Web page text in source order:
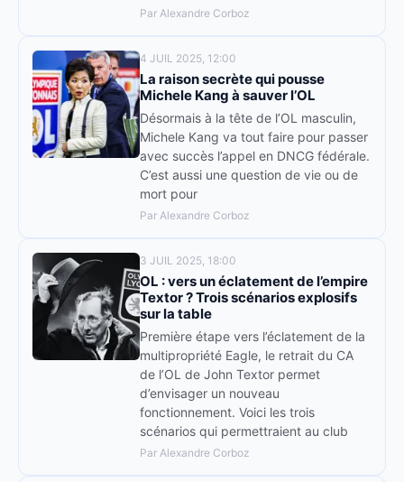
Par Alexandre Corboz
4 JUIL 2025, 12:00
La raison secrète qui pousse
Michele Kang à sauver l’OL
Désormais à la tête de l’OL masculin,
Michele Kang va tout faire pour passer
avec succès l’appel en DNCG fédérale.
C’est aussi une question de vie ou de
mort pour
Par Alexandre Corboz
3 JUIL 2025, 18:00
OL : vers un éclatement de l’empire
Textor ? Trois scénarios explosifs
sur la table
Première étape vers l’éclatement de la
multipropriété Eagle, le retrait du CA
de l’OL de John Textor permet
d’envisager un nouveau
fonctionnement. Voici les trois
scénarios qui permettraient au club
Par Alexandre Corboz